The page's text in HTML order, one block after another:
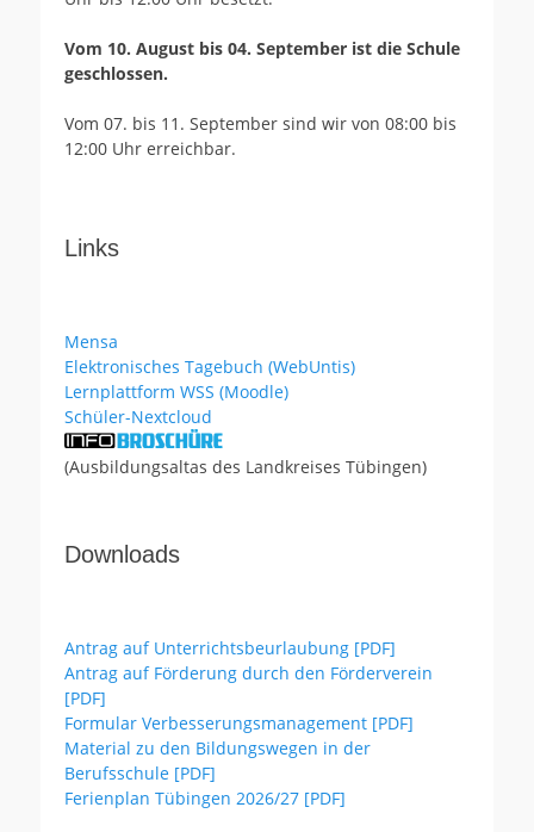
Vom 10. August bis 04. September ist die Schule
geschlossen.
Vom 07. bis 11. September sind wir von 08:00 bis
12:00 Uhr erreichbar.
Links
Mensa
Elektronisches Tagebuch (WebUntis)
Lernplattform WSS (Moodle)
Schüler-Nextcloud
(Ausbildungsaltas des Landkreises Tübingen)
Downloads
Antrag auf Unterrichtsbeurlaubung [PDF]
Antrag auf Förderung durch den Förderverein
[PDF]
Formular Verbesserungsmanagement [PDF]
Material zu den Bildungswegen in der
Berufsschule [PDF]
Ferienplan Tübingen 2026/27 [PDF]